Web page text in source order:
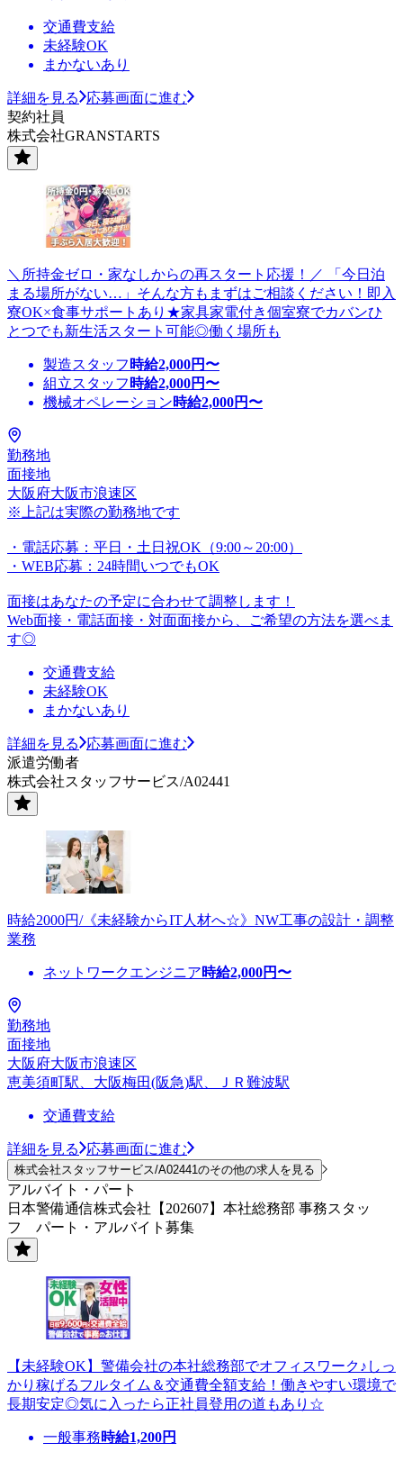
交通費支給
未経験OK
まかないあり
詳細を見る
応募画面に進む
契約社員
株式会社GRANSTARTS
＼所持金ゼロ・家なしからの再スタート応援！／ 「今日泊
まる場所がない…」そんな方もまずはご相談ください！即入
寮OK×食事サポートあり★家具家電付き個室寮でカバンひ
とつでも新生活スタート可能◎働く場所も
製造スタッフ 時給2,000円〜
組立スタッフ 時給2,000円〜
機械オペレーション時給2,000円〜
勤務地
面接地
大阪府大阪市浪速区
※上記は実際の勤務地です
・電話応募：平日・土日祝OK（9:00～20:00）
・WEB応募：24時間いつでもOK
面接はあなたの予定に合わせて調整します！
Web面接・電話面接・対面面接から、ご希望の方法を選べま
す◎
交通費支給
未経験OK
まかないあり
詳細を見る
応募画面に進む
派遣労働者
株式会社スタッフサービス/A02441
時給2000円/《未経験からIT人材へ☆》NW工事の設計・調整
業務
ネットワークエンジニア時給2,000円〜
勤務地
面接地
大阪府大阪市浪速区
恵美須町駅、大阪梅田(阪急)駅、ＪＲ難波駅
交通費支給
詳細を見る 応募画面に進む
株式会社スタッフサービス/A02441のその他の求人を見る
アルバイト・パート
日本警備通信株式会社【202607】本社総務部 事務スタッ
フ パート・アルバイト募集
【未経験OK】警備会社の本社総務部でオフィスワーク♪しっ
かり稼げるフルタイム＆交通費全額支給！働きやすい環境で
長期安定◎気に入ったら正社員登用の道もあり☆
一般事務時給1,200円